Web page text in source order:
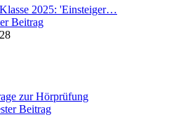
2025: 'Einsteiger…
Beitrag
zur Hörprüfung
Beitrag